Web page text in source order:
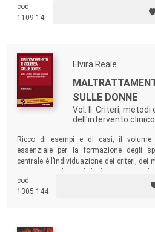
strumento teorico e pratico per
nell’ottica di un’organizzazione sanitaria
cod.
1109.14
Elvira Reale
SULLE DONNE
Vol. II. Criteri,
dell'intervento clinico
Ricco di esempi e di casi, il volume
essenziale per la formazione degli
centrale è l’individuazione dei criteri, dei
cod.
1305.144